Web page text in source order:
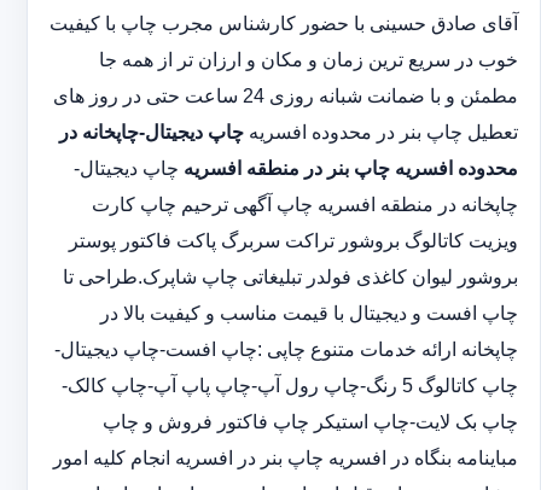
آقای صادق حسینی با حضور کارشناس مجرب چاپ با کیفیت
خوب در سریع ترین زمان و مکان و ارزان تر از همه جا
مطمئن و با ضمانت شبانه روزی 24 ساعت حتی در روز های
تعطیل چاپ بنر در محدوده افسریه چاپ دیجیتال-چاپخانه در
محدوده افسریه چاپ بنر در منطقه افسریه چاپ دیجیتال-
چاپخانه در منطقه افسریه چاپ آگهی ترحیم چاپ کارت
ویزیت کاتالوگ بروشور تراکت سربرگ پاکت فاکتور پوستر
بروشور لیوان کاغذی فولدر تبلیغاتی چاپ شاپرک.طراحی تا
چاپ افست و دیجیتال با قیمت مناسب و کیفیت بالا در
چاپخانه ارائه خدمات متنوع چاپی :چاپ افست-چاپ دیجیتال-
چاپ کاتالوگ 5 رنگ-چاپ رول آپ-چاپ پاپ آپ-چاپ کالک-
چاپ بک لایت-چاپ استیکر چاپ فاکتور فروش و چاپ
مباینامه بنگاه در افسریه چاپ بنر در افسریه انجام کلیه امور